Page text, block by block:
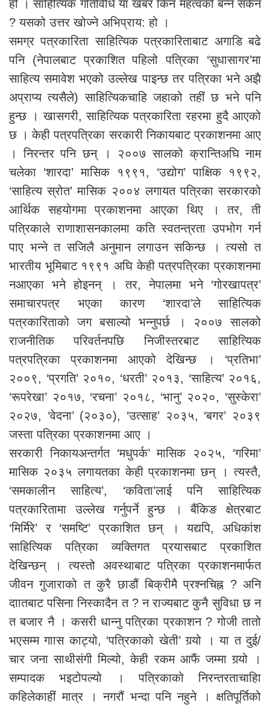
हो । साहित्यिक गतिविधि या खबर किन महत्वको बन्न सकेन
? यसको उत्तर खोज्ने अभिप्राय: हो ।
समग्र पत्रकारिता साहित्यिक पत्रकारिताबाट अगाडि बढे
पनि (नेपालबाट प्रकाशित पहिलो पत्रिका ‘सुधासागर’मा
साहित्य समावेश भएको उल्लेख पाइन्छ तर पत्रिका भने अझै
अप्राप्य त्यसैले) साहित्यिकचाहि जहाको तहीं छ भने पनि
हुन्छ । खासगरी, साहित्यिक पत्रकारिता रहरमा हुदै आएको
छ । केही पत्रपत्रिका सरकारी निकायबाट प्रकाशनमा आए
। निरन्तर पनि छन् । २००७ सालको क्रान्तिअघि नाम
चलेका ‘शारदा’ मासिक १९९१, ‘उद्योग’ पाक्षिक १९९२,
‘साहित्य स्रोत’ मासिक २००४ लगायत पत्रिका सरकारको
आर्थिक सहयोगमा प्रकाशनमा आएका थिए । तर, ती
पत्रिकाले राणाशासनकालमा कति स्वतन्त्रता उपभोग गर्न
पाए भन्ने त सजिलै अनुमान लगाउन सकिन्छ । त्यसो त
भारतीय भूमिबाट १९९१ अघि केही पत्रपत्रिका प्रकाशनमा
नआएका भने होइनन् । तर, नेपालमा भने ‘गोरखापत्र’
समाचारपत्र भएका कारण ‘शारदा’ले साहित्यिक
पत्रकारिताको जग बसाल्यो भन्नुपर्छ । २००७ सालको
राजनीतिक परिवर्तनपछि निजीस्तरबाट साहित्यिक
पत्रपत्रिका प्रकाशनमा आएको देखिन्छ । ‘प्रतिभा’
२००९, ‘प्रगति’ २०१०, ‘धरती’ २०१३, ‘साहित्य’ २०१६,
‘रूपरेखा’ २०१७, ‘रचना’ २०१८, ‘भानु’ २०२०, ‘सुस्केरा’
२०२७, ‘वेदना’ (२०३०), ‘उत्साह’ २०३५, ‘बगर’ २०३९
जस्ता पत्रिका प्रकाशनमा आए ।
सरकारी निकायअन्तर्गत ‘मधुपर्क’ मासिक २०२५, ‘गरिमा’
मासिक २०३५ लगायतका केही प्रकाशनमा छन् । त्यस्तै,
‘समकालीन साहित्य’, ‘कविता’लाई पनि साहित्यिक
पत्रकारितामा उल्लेख गर्नुपर्ने हुन्छ । बैंकिङ क्षेत्रबाट
‘मिर्मिरे’ र ‘समष्टि’ प्रकाशित छन् । यद्यपि, अधिकांश
साहित्यिक पत्रिका व्यक्तिगत प्रयासबाट प्रकाशित
देखिन्छन् । त्यस्तो अवस्थाबाट पत्रिका प्रकाशनमार्फत
जीवन गुजाराको त कुरै छाडौं बिक्रीमै प्रश्नचिह्न ? अनि
दाातबाट पसिना निस्कादैन त ? न राज्यबाट कुनै सुविधा छ न
त बजार नै । कसरी धान्नु पत्रिका प्रकाशन ? गोजी तातो
भएसम्म गाास काट्यो, ‘पत्रिकाको खेती’ गर्‍यो । या त दुई/
चार जना साथीसंगी मिल्यो, केही रकम आफैं जम्मा गर्‍यो ।
सम्पादक भइटोपल्यो । पत्रिकाको निरन्तरताचाहिा
कहिलेकाहीं मात्र । नगरौं भन्दा पनि नहुने । क्षतिपूर्तिको